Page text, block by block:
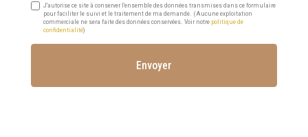
J'autorise ce site à conserver l'ensemble des données transmises dans ce formulaire
pour faciliter le suivi et le traitement de ma demande. (Aucune exploitation
commerciale ne sera faite des données conservées. Voir notre politique de
confidentialité)